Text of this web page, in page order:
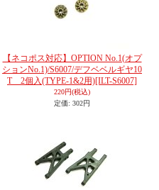
【ネコポス対応】OPTION No.1(オプ
ションNo.1)/S6007/デフベベルギヤ10
T 2個入(TYPE-1&2用)[ILT-S6007]
220円(税込)
定価: 302円